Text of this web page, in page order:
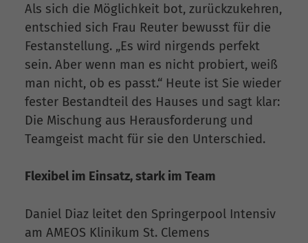
Als sich die Möglichkeit bot, zurückzukehren,
entschied sich Frau Reuter bewusst für die
Festanstellung. „Es wird nirgends perfekt
sein. Aber wenn man es nicht probiert, weiß
man nicht, ob es passt.“ Heute ist Sie wieder
fester Bestandteil des Hauses und sagt klar:
Die Mischung aus Herausforderung und
Teamgeist macht für sie den Unterschied.
Flexibel im Einsatz, stark im Team
Daniel Diaz leitet den Springerpool Intensiv
am AMEOS Klinikum St. Clemens